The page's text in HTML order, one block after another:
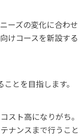
ーズの変化に合わせ
けコースを新設する
ことを目指します。
スト高になりがち。
ナンスまで行うこと